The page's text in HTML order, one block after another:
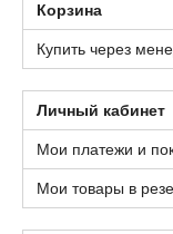
Корзина
Купить через
Личный кабинет
Мои платежи и
Мои товары в